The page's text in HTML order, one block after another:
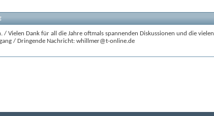
/ Vielen Dank für all die Jahre oftmals spannenden Diskussionen und die vielen
/ Dringende Nachricht: whillmer@t-online.de